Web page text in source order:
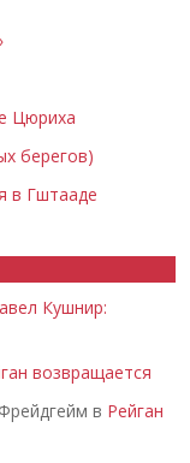
Цюриха
берегов)
в Гштааде
Кушнир:
возвращается
в Рейган